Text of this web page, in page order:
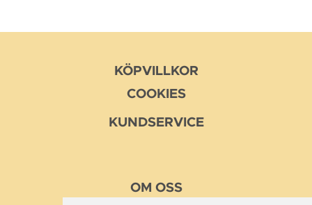
KÖPVILLKOR
COOKIES
KUNDSERVICE
OM OSS